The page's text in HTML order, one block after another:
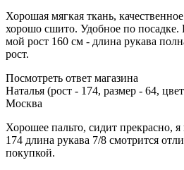
Хорошая мягкая ткань,
хорошо сшито. Удобное по посадке.
мой рост 160 см - длина рукава
рост.
Посмотреть ответ магазина
Наталья (рост - 174, размер - 64,
Москва
Хорошее пальто, сидит прекрасно,
174 длина рукава 7/8 смотрится
покупкой.